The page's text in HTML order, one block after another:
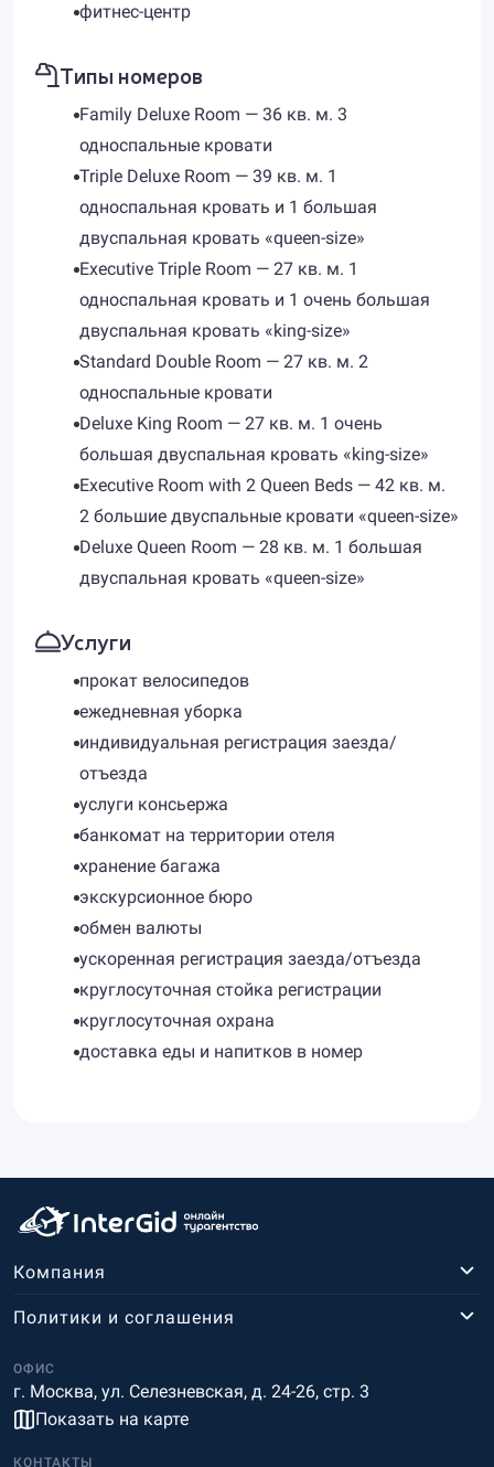
фитнес-центр
Типы номеров
Family Deluxe Room — 36 кв. м. 3
односпальные кровати
Triple Deluxe Room — 39 кв. м. 1
односпальная кровать и 1 большая
двуспальная кровать «queen-size»
Executive Triple Room — 27 кв. м. 1
односпальная кровать и 1 очень большая
двуспальная кровать «king-size»
Standard Double Room — 27 кв. м. 2
односпальные кровати
Deluxe King Room — 27 кв. м. 1 очень
большая двуспальная кровать «king-size»
Executive Room with 2 Queen Beds — 42 кв. м.
2 большие двуспальные кровати «queen-size»
Deluxe Queen Room — 28 кв. м. 1 большая
двуспальная кровать «queen-size»
Услуги
прокат велосипедов
ежедневная уборка
индивидуальная регистрация заезда/
отъезда
услуги консьержа
банкомат на территории отеля
хранение багажа
экскурсионное бюро
обмен валюты
ускоренная регистрация заезда/отъезда
круглосуточная стойка регистрации
круглосуточная охрана
доставка еды и напитков в номер
Компания
ОФИС
г. Москва, ул. Селезневская, д. 24-26, стр. 3
Показать на карте
Политики и соглашения
КОНТАКТЫ